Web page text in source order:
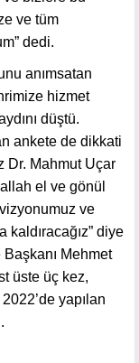
ve tüm
dedi.
anımsatan
hizmet
düştü.
ankete de dikkati
Dr. Mahmut Uçar
el ve gönül
ve
diye
Mehmet
üste üç kez,
yapılan